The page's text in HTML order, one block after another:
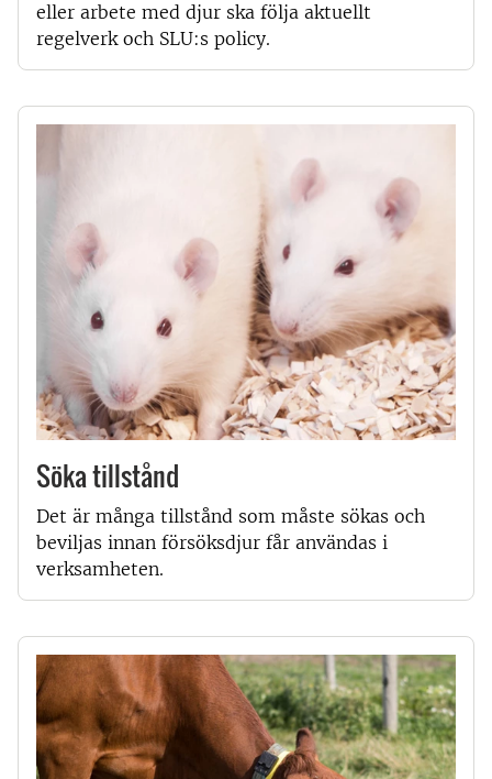
eller arbete med djur ska följa aktuellt
regelverk och SLU:s policy.
Söka tillstånd
Det är många tillstånd som måste sökas och
beviljas innan försöksdjur får användas i
verksamheten.